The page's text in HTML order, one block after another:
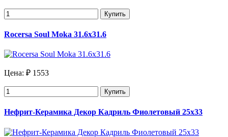
Купить
Rocersa Soul Moka 31.6х31.6
Цена: ₽ 1553
Купить
Нефрит-Керамика Декор Кадриль Фиолетовый 25х33